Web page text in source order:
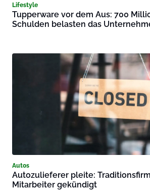
Lifestyle
Tupperware vor dem Aus: 700
Schulden belasten das
Autos
Autozulieferer pleite:
Mitarbeiter gekündigt